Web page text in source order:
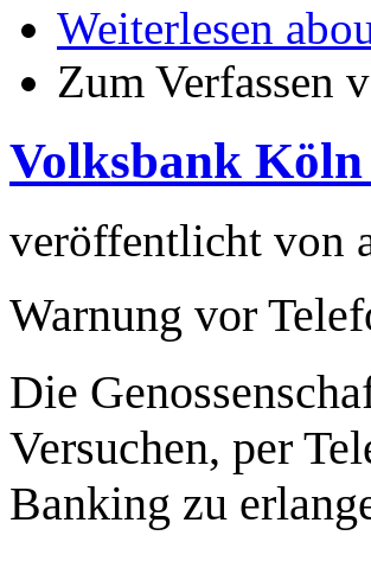
Weiterlesen
Zum Verfassen
Volksbank
veröffentlicht von
Warnung vor
Die
Versuchen, per
Banking zu